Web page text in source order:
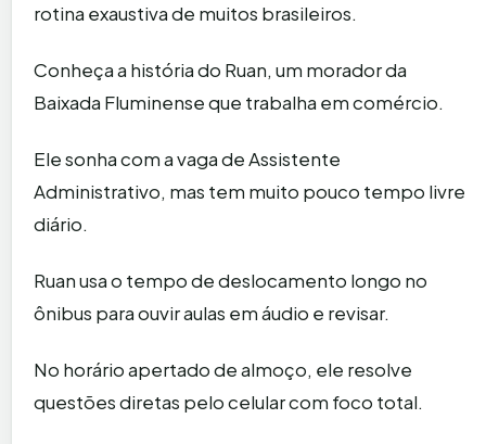
rotina exaustiva de muitos brasileiros.
Conheça a história do Ruan, um morador da
Baixada Fluminense que trabalha em comércio.
Ele sonha com a vaga de Assistente
Administrativo, mas tem muito pouco tempo livre
diário.
Ruan usa o tempo de deslocamento longo no
ônibus para ouvir aulas em áudio e revisar.
No horário apertado de almoço, ele resolve
questões diretas pelo celular com foco total.